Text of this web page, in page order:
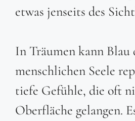
etwas jenseits des
In Träumen kann Blau
menschlichen Seele
tiefe Gefühle, die oft
Oberfläche gelangen.